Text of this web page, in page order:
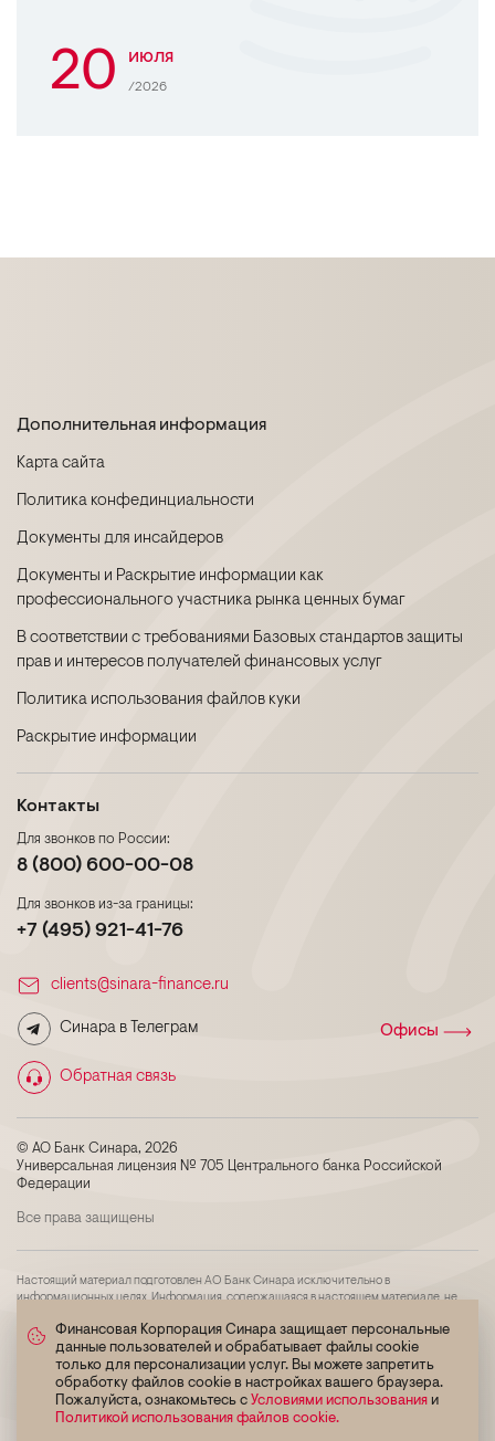
20 июля
/2026
Финансовая Корпорация Синара защищает персональные
данные пользователей и обрабатывает файлы cookie
только для персонализации услуг. Вы можете запретить
обработку файлов cookie в настройках вашего браузера.
Пожалуйста, ознакомьтесь с Условиями использования и
Политикой использования файлов cookie.
© АО Банк Синара, 2026
Универсальная лицензия № 705 Центрального банка Российской
Федерации
Все права защищены
Дополнительная информация
Карта сайта
Политика конфединциальности
Документы для инсайдеров
Документы и Раскрытие информации как
профессионального участника рынка ценных бумаг
В соответствии с требованиями Базовых стандартов защиты
прав и интересов получателей финансовых услуг
Политика использования файлов куки
Раскрытие информации
Контакты
clients@sinara-finance.ru
Синара в Телеграм
Обратная связь
Для звонков по России:
8 (800) 600-00-08
Для звонков из-за границы:
+7 (495) 921-41-76
Офисы
Настоящий материал подготовлен АО Банк Синара исключительно в
информационных целях. Информация, содержащаяся в настоящем материале, не
инструменты либо операции, упомянутые в ней, могут не соответствовать
инвестиционному профилю и инвестиционным целям (ожиданиям) получателя
материала. Определение соответствия финансового инструмента либо операции
интересам, инвестиционным целям, инвестиционному горизонту и уровню
допустимого риска является задачей получателя настоящего материала. АО Банк
Синара не несет ответственности за возможные убытки в случае совершения либо